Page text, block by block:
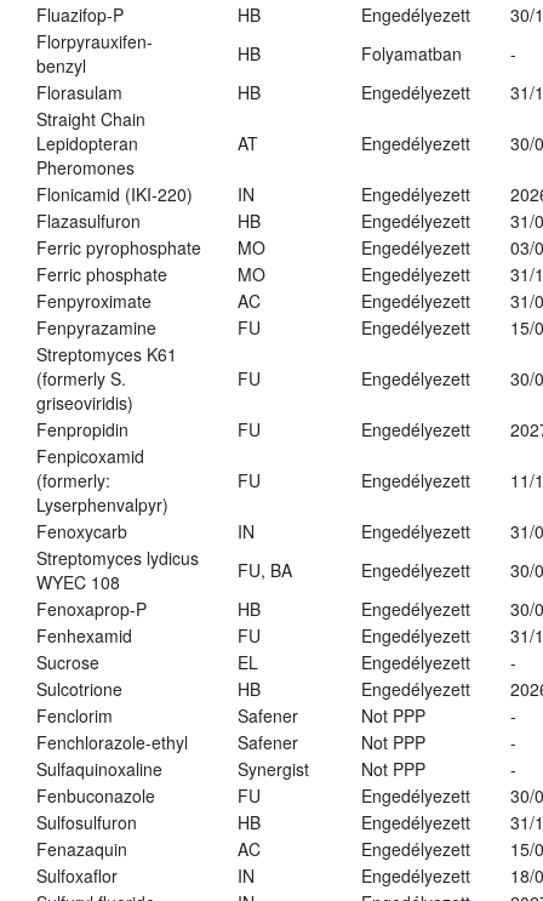
Fluazifop-P
HB Engedélyezett
30/
Florpyrauxifen-
benzyl
HB Folyamatban
-
Florasulam
HB Engedélyezett
31/
Straight Chain
Lepidopteran
Pheromones
AT Engedélyezett 30/
Flonicamid (IKI-220) IN Engedélyezett
Flazasulfuron
HB Engedélyezett
31/
Ferric pyrophosphate
MO Engedélyezett
03/
Ferric phosphate
MO Engedélyezett
31/
Fenpyroximate
AC Engedélyezett
31/
Fenpyrazamine
FU Engedélyezett
15/
Streptomyces K61
(formerly S.
griseoviridis)
FU Engedélyezett 30/
Fenpropidin FU Engedélyezett
Fenpicoxamid
(formerly:
Lyserphenvalpyr)
FU Engedélyezett 11/
Fenoxycarb IN Engedélyezett
31/
Streptomyces lydicus
WYEC 108
FU, BA Engedélyezett
30/
Fenoxaprop-P
HB Engedélyezett
30/
Fenhexamid
FU Engedélyezett
31/
Sucrose
EL Engedélyezett
-
Sulcotrione
HB Engedélyezett
Fenclorim
Safener Not PPP
-
Fenchlorazole-ethyl
Safener Not PPP
-
Sulfaquinoxaline
Synergist Not PPP
-
Fenbuconazole
FU Engedélyezett
30/
Sulfosulfuron
HB Engedélyezett
31/
Fenazaquin
AC Engedélyezett
15/
Sulfoxaflor
IN Engedélyezett
18/